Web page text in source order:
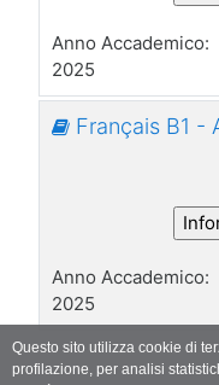
Questo sito utilizza cookie di
profilazione, per analisi
Anno Accademico:
2025
Français B1 -
Anno Accademico:
2025